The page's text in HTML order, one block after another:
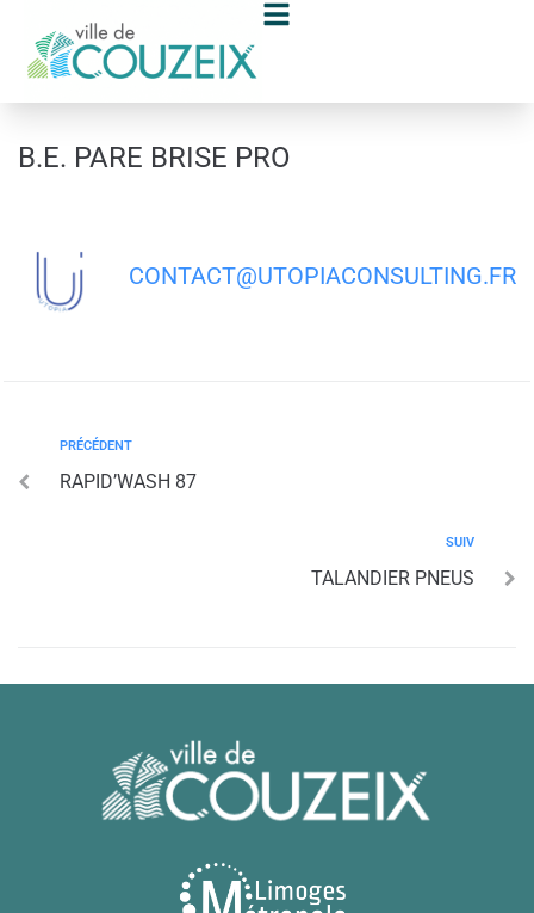
B.E. PARE BRISE PRO
CONTACT@UTOPIACONSULTING.FR
PRÉCÉDENT
RAPID’WASH 87
SUIV
TALANDIER PNEUS